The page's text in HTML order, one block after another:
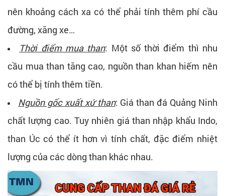
nên khoảng cách xa có thể phải tính thêm phí cầu
đường, xăng xe…
Thời điểm mua than: Một số thời điểm thì nhu
cầu mua than tăng cao, nguồn than khan hiếm nên
có thể bị tính thêm tiền.
Nguồn gốc xuất xứ than: Giá than đá Quảng Ninh
chất lượng cao. Tuy nhiên giá than nhập khẩu Indo,
than Úc có thể ít hơn vì tính chất, đặc điểm nhiệt
lượng của các dòng than khác nhau.